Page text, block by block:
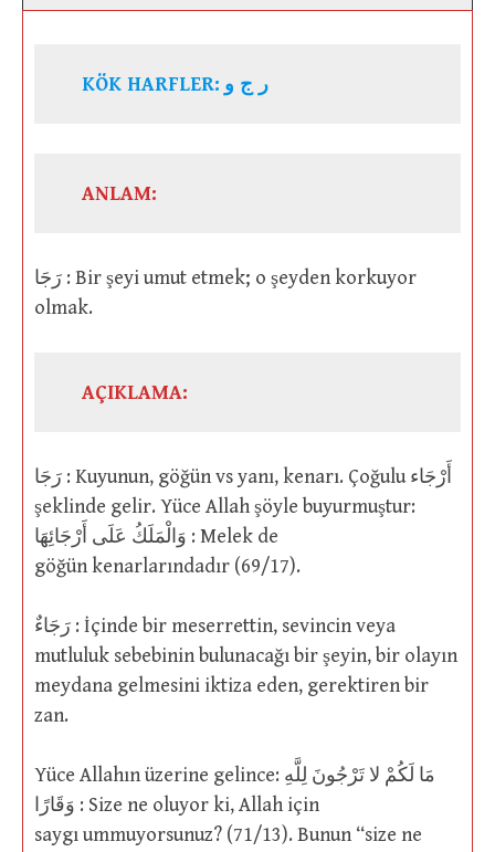
KÖK HARFLER: ر ج و
ANLAM:
رَجَا : Bir şeyi umut etmek; o şeyden korkuyor
olmak.
AÇIKLAMA:
رَجَا : Kuyunun, göğün vs yanı, kenarı. Çoğulu أَرْجَاء
şeklinde gelir. Yüce Allah şöyle buyurmuştur:
وَالْمَلَكُ عَلَى أَرْجَائِهَا : Melek de
göğün kenarlarındadır (69/17).
رَجَاءٌ : İçinde bir meserrettin, sevincin veya
mutluluk sebebinin bulunacağı bir şeyin, bir olayın
meydana gelmesini iktiza eden, gerektiren bir
zan.
Yüce Allahın üzerine gelince: مَا لَكُمْ لا تَرْجُونَ لِلَّهِ
وَقَارًا : Size ne oluyor ki, Allah için
saygı ummuyorsunuz? (71/13). Bunun “size ne